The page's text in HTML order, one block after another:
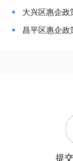
大兴区惠企
昌平区惠企
提